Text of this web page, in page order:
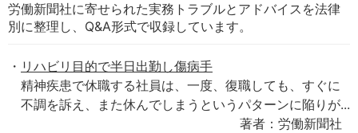
労働新聞社に寄せられた実務トラブルとアドバイスを法律
別に整理し、Q&A形式で収録しています。
リハビリ目的で半日出勤し傷病手
精神疾患で休職する社員は、一度、復職しても、すぐに
不調を訴え、また休んでしまうというパターンに陥りが...
著者：労働新聞社